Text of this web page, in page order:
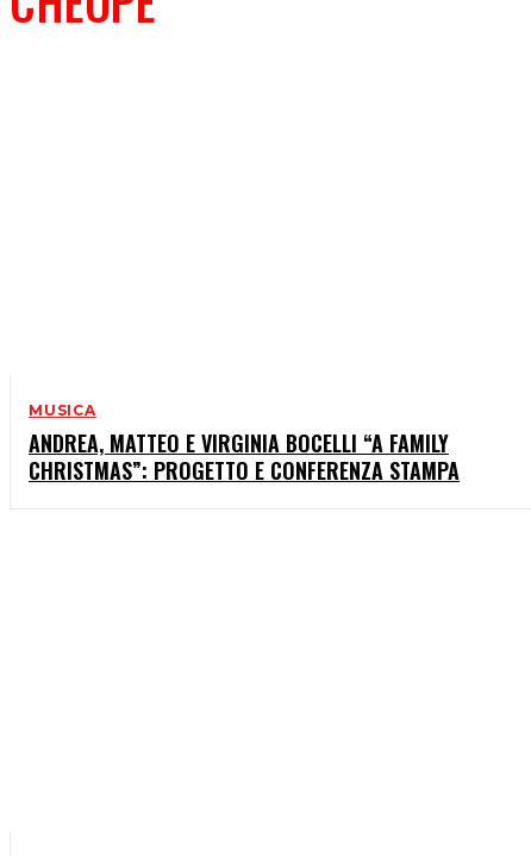
MUSICA
ANDREA, MATTEO E VIRGINIA BOCELLI “A FAMILY
CHRISTMAS”: PROGETTO E CONFERENZA STAMPA